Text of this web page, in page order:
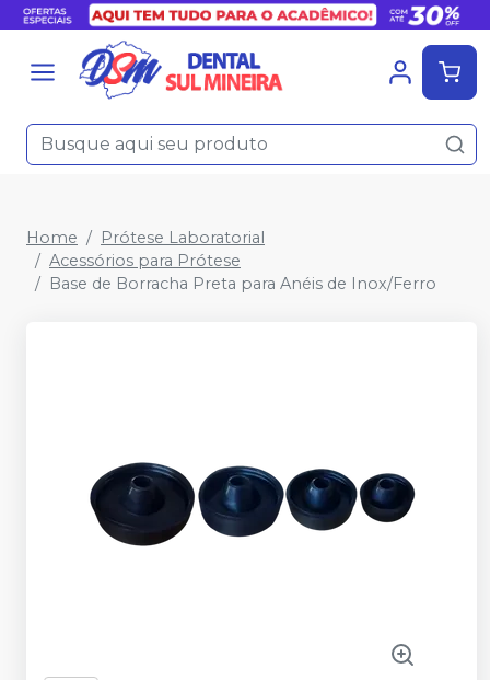
Home
Prótese Laboratorial
Acessórios para Prótese
Base de Borracha Preta para Anéis de Inox/Ferro